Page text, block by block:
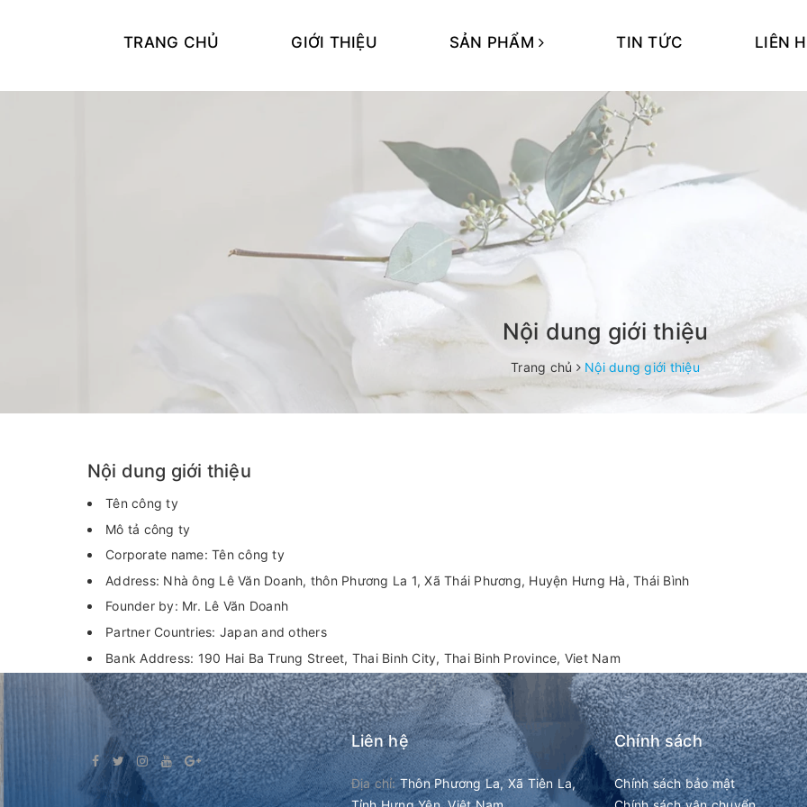
TRANG CHỦ GIỚI THIỆU SẢN PHẨM TIN TỨC LIÊN
Nội dung giới thiệu
Trang chủ Nội dung giới thiệu
Nội dung giới thiệu
Tên công ty
Mô tả công ty
Corporate name: Tên công ty
Address: Nhà ông Lê Văn Doanh, thôn Phương La 1, Xã Thái Phương, Huyện Hưng Hà, Thái Bình
Founder by: Mr. Lê Văn Doanh
Partner Countries: Japan and others
Bank Address: 190 Hai Ba Trung Street, Thai Binh City, Thai Binh Province, Viet Nam
Liên hệ
Địa chỉ: Thôn Phương La, Xã Tiên La,
Chính sách
Chính sách bảo mật